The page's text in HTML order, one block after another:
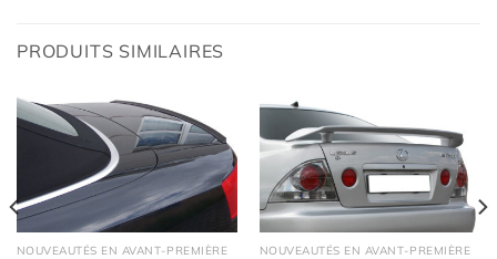
PRODUITS SIMILAIRES
NOUVEAUTÉS EN AVANT-PREMIÈRE NOUVEAUTÉS EN AVANT-PREMIÈRE